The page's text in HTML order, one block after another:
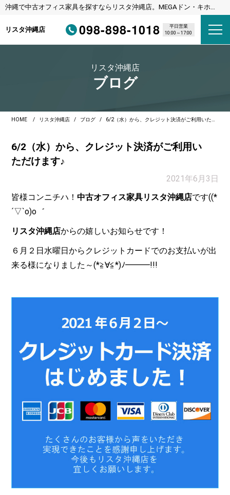
沖縄で中古オフィス家具を探すならリスタ沖縄店。MEGAドン・キホー
リスタ沖縄店
098-898-1018
平日営業
10:00～17:00
リスタ沖縄店
ブログ
HOME リスタ沖縄店 ブログ 6/2（水）から、クレジット決済がご利用いただけます♪
6/2（水）から、クレジット決済がご利用い
ただけます♪
2021年6月3日
皆様コンニチハ！中古オフィス家具リスタ沖縄店です((*
´▽`o)o゛
リスタ沖縄店からの嬉しいお知らせです！
６月２日水曜日からクレジットカードでのお支払いが出
来る様になりました～(*≧∀≦*)ﾉ━━━!!!